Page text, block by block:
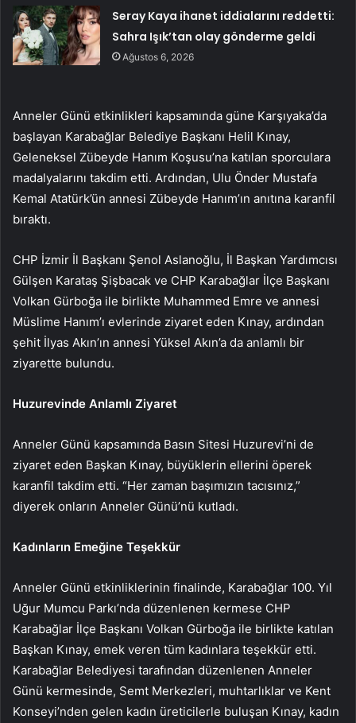
Seray Kaya ihanet iddialarını reddetti:
Sahra Işık’tan olay gönderme geldi
Ağustos 6, 2026
Anneler Günü etkinlikleri kapsamında güne Karşıyaka’da
başlayan Karabağlar Belediye Başkanı Helil Kınay,
Geleneksel Zübeyde Hanım Koşusu’na katılan sporculara
madalyalarını takdim etti. Ardından, Ulu Önder Mustafa
Kemal Atatürk’ün annesi Zübeyde Hanım’ın anıtına karanfil
bıraktı.
CHP İzmir İl Başkanı Şenol Aslanoğlu, İl Başkan Yardımcısı
Gülşen Karataş Şişbacak ve CHP Karabağlar İlçe Başkanı
Volkan Gürboğa ile birlikte Muhammed Emre ve annesi
Müslime Hanım’ı evlerinde ziyaret eden Kınay, ardından
şehit İlyas Akın’ın annesi Yüksel Akın’a da anlamlı bir
ziyarette bulundu.
Huzurevinde Anlamlı Ziyaret
Anneler Günü kapsamında Basın Sitesi Huzurevi’ni de
ziyaret eden Başkan Kınay, büyüklerin ellerini öperek
karanfil takdim etti. “Her zaman başımızın tacısınız,”
diyerek onların Anneler Günü’nü kutladı.
Kadınların Emeğine Teşekkür
Anneler Günü etkinliklerinin finalinde, Karabağlar 100. Yıl
Uğur Mumcu Parkı’nda düzenlenen kermese CHP
Karabağlar İlçe Başkanı Volkan Gürboğa ile birlikte katılan
Başkan Kınay, emek veren tüm kadınlara teşekkür etti.
Karabağlar Belediyesi tarafından düzenlenen Anneler
Günü kermesinde, Semt Merkezleri, muhtarlıklar ve Kent
Konseyi’nden gelen kadın üreticilerle buluşan Kınay, kadın